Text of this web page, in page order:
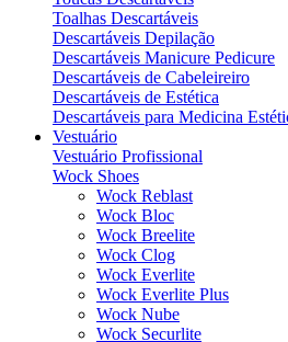
Toalhas Descartáveis
Descartáveis Depilação
Descartáveis Manicure Pedicure
Descartáveis de Cabeleireiro
Descartáveis de Estética
Descartáveis para Medicina
Vestuário
Vestuário Profissional
Wock Shoes
Wock Reblast
Wock Bloc
Wock Breelite
Wock Clog
Wock Everlite
Wock Everlite Plus
Wock Nube
Wock Securlite